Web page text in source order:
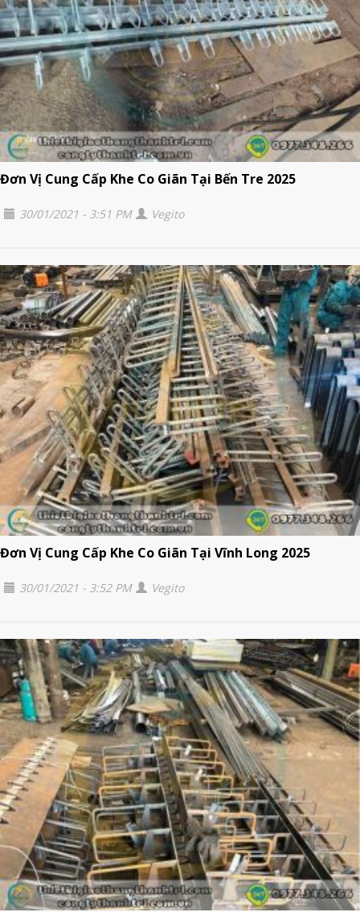
Đơn Vị Cung Cấp Khe Co Giãn Tại Bến Tre 2025
30/01/2021 - 3:51 PM Vegito
Đơn Vị Cung Cấp Khe Co Giãn Tại Vĩnh Long 2025
30/01/2021 - 3:52 PM Vegito